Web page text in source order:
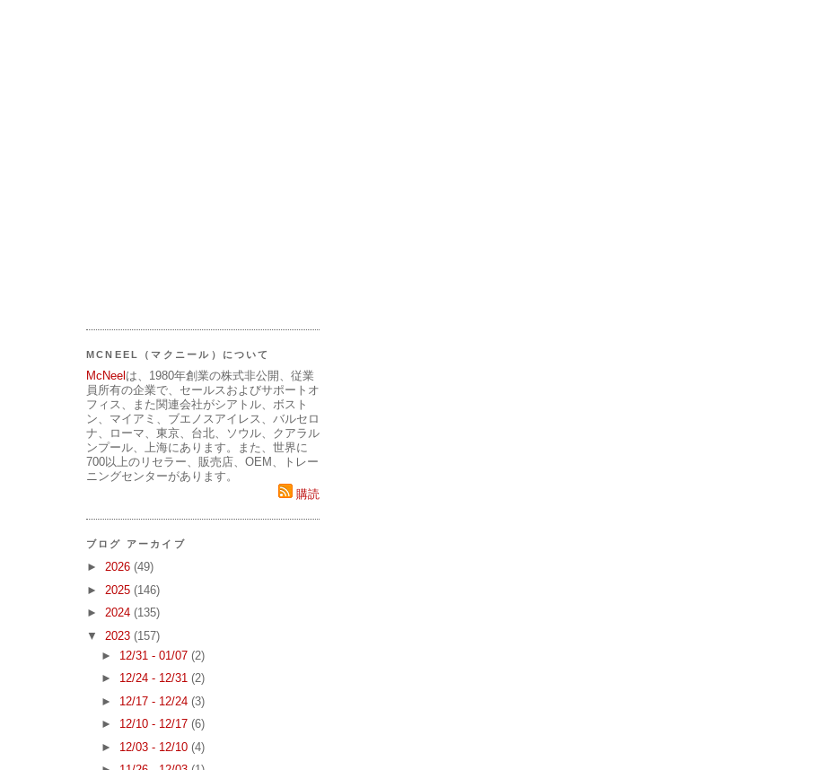
MCNEEL（マクニール）について
McNeel は、1980年創業の株式非公開、従業
員所有の企業で、セールスおよびサポートオ
フィス、また関連会社がシアトル、ボスト
ン、マイアミ、ブエノスアイレス、バルセロ
ナ、ローマ、東京、台北、ソウル、クアラル
ンプール、上海にあります。また、世界に
700以上のリセラー、販売店、OEM、トレー
ニングセンターがあります。
購読
ブログ アーカイブ
► 2026 (49)
► 2025 (146)
► 2024 (135)
▼ 2023 (157)
► 12/31 - 01/07 (2)
► 12/24 - 12/31 (2)
► 12/17 - 12/24 (3)
► 12/10 - 12/17 (6)
► 12/03 - 12/10 (4)